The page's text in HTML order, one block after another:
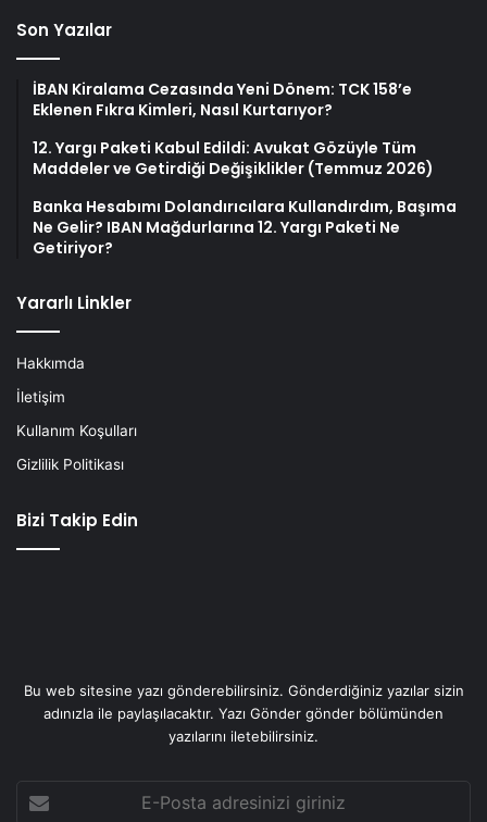
Son Yazılar
İBAN Kiralama Cezasında Yeni Dönem: TCK 158’e
Eklenen Fıkra Kimleri, Nasıl Kurtarıyor?
12. Yargı Paketi Kabul Edildi: Avukat Gözüyle Tüm
Maddeler ve Getirdiği Değişiklikler (Temmuz 2026)
Banka Hesabımı Dolandırıcılara Kullandırdım, Başıma
Ne Gelir? IBAN Mağdurlarına 12. Yargı Paketi Ne
Getiriyor?
Yararlı Linkler
Hakkımda
İletişim
Kullanım Koşulları
Gizlilik Politikası
Bizi Takip Edin
Bu web sitesine yazı gönderebilirsiniz. Gönderdiğiniz yazılar sizin
adınızla ile paylaşılacaktır. Yazı Gönder gönder bölümünden
yazılarını iletebilirsiniz.
Posta